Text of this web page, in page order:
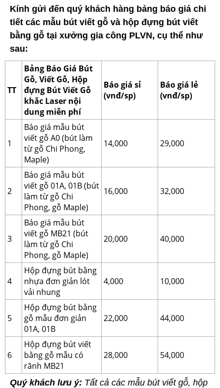
Kính gửi đến quý khách hàng bảng báo giá chi
tiết các mẫu bút viết gỗ và hộp đựng bút viết
bằng gỗ tại xưởng gia công PLVN, cụ thể như
sau:
TT
Bảng Báo Giá Bút
Gỗ, Viết Gỗ, Hộp
đựng Bút Viết Gỗ
khắc Laser nội
dung miễn phí
Báo giá sỉ
(vnđ/sp)
Báo giá lẻ
(vnđ/sp)
1
Báo giá mẫu bút
viết gỗ A0 (bút làm
từ gỗ Chi Phong,
Maple)
14,000 29,000
2
Báo giá mẫu bút
viết gỗ 01A, 01B (bút
làm từ gỗ Chi
Phong, gỗ Maple)
16,000 32,000
3
Báo giá mẫu bút
viết gỗ MB21 (bút
làm từ gỗ Chi
Phong, gỗ Maple)
20,000 40,000
4
Hộp đựng bút bằng
nhựa đơn giản lót
vải nhung
4,000 10,000
5
Hộp đựng bút bằng
gỗ mẫu đơn giản
01A, 01B
22,000 44,000
6
Hộp đựng bút viết
bằng gỗ mẫu có
rãnh MB21
28,000 54,000
Quý khách lưu ý: Tất cả các mẫu bút viết gỗ, hộp